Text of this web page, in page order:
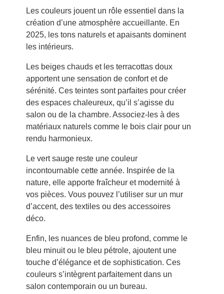
Les couleurs jouent un rôle essentiel dans la
création d’une atmosphère accueillante. En
2025, les tons naturels et apaisants dominent
les intérieurs.
Les beiges chauds et les terracottas doux
apportent une sensation de confort et de
sérénité. Ces teintes sont parfaites pour créer
des espaces chaleureux, qu’il s’agisse du
salon ou de la chambre. Associez-les à des
matériaux naturels comme le bois clair pour un
rendu harmonieux.
Le vert sauge reste une couleur
incontournable cette année. Inspirée de la
nature, elle apporte fraîcheur et modernité à
vos pièces. Vous pouvez l’utiliser sur un mur
d’accent, des textiles ou des accessoires
déco.
Enfin, les nuances de bleu profond, comme le
bleu minuit ou le bleu pétrole, ajoutent une
touche d’élégance et de sophistication. Ces
couleurs s’intègrent parfaitement dans un
salon contemporain ou un bureau.